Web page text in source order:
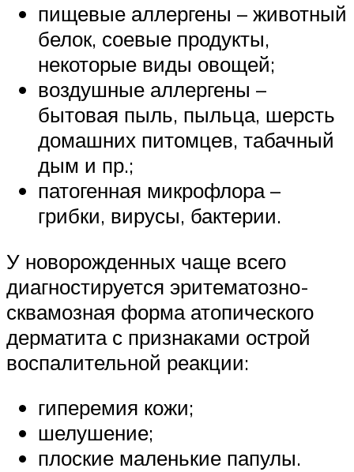
пищевые аллергены – животный
белок, соевые продукты,
некоторые виды овощей;
воздушные аллергены –
бытовая пыль, пыльца, шерсть
домашних питомцев, табачный
дым и пр.;
патогенная микрофлора –
грибки, вирусы, бактерии.
У новорожденных чаще всего
диагностируется эритематозно-
сквамозная форма атопического
дерматита с признаками острой
воспалительной реакции:
гиперемия кожи;
шелушение;
плоские маленькие папулы.